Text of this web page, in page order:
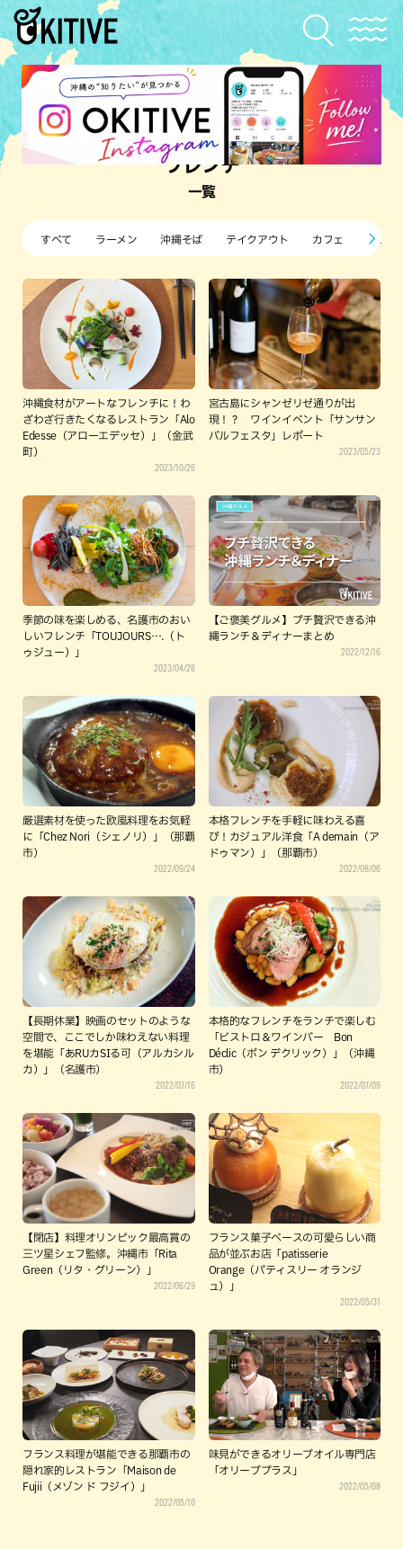
フレンチ
一覧
すべて ラーメン 沖縄そば テイクアウト カフェ すし・
沖縄食材がアートなフレンチに！わ
ざわざ行きたくなるレストラン「Alo
Edesse（アローエデッセ）」（金武
町）
2023/10/26
宮古島にシャンゼリゼ通りが出
現！？ ワインイベント「サンサン
バルフェスタ」レポート
2023/05/23
季節の味を楽しめる、名護市のおい
しいフレンチ「TOUJOURS….（ト
ゥジュー）」
2023/04/26
【ご褒美グルメ】プチ贅沢できる沖
縄ランチ＆ディナーまとめ
2022/12/16
厳選素材を使った欧風料理をお気軽
に「Chez Nori（シェノリ）」（那覇
市）
2022/09/24
本格フレンチを手軽に味わえる喜
び！カジュアル洋食「A demain（ア
ドゥマン）」（那覇市）
2022/08/06
【長期休業】映画のセットのような
空間で、ここでしか味わえない料理
を堪能「あRUカSIる可（アルカシル
カ）」（名護市）
2022/07/16
本格的なフレンチをランチで楽しむ
「ビストロ＆ワインバー Bon
Déclic（ボン デクリック）」（沖縄
市）
2022/07/09
【閉店】料理オリンピック最高賞の
三ツ星シェフ監修。沖縄市「Rita
Green（リタ・グリーン）」
2022/06/29
フランス菓子ベースの可愛らしい商
品が並ぶお店「patisserie
Orange（パティスリー オランジ
ュ）」
2022/05/31
フランス料理が堪能できる那覇市の
隠れ家的レストラン「Maison de
Fujii（メゾン ド フジイ）」
2022/05/10
味見ができるオリーブオイル専門店
「オリーブプラス」
2022/05/08